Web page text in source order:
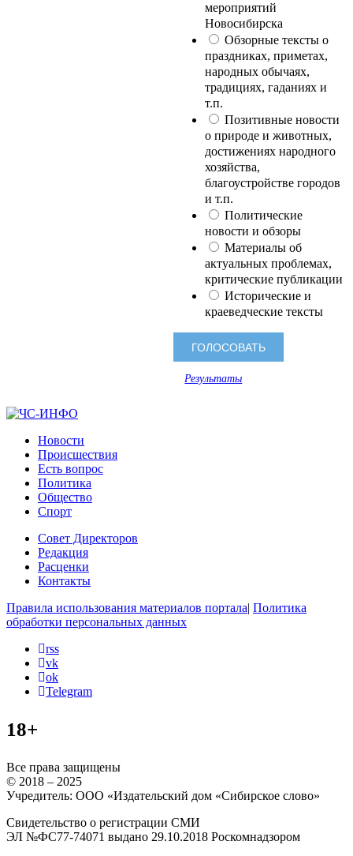
мероприятий
Новосибирска
Обзорные тексты о
праздниках, приметах,
народных обычаях,
традициях, гаданиях и
т.п.
Позитивные новости
о природе и животных,
достижениях народного
хозяйства,
благоустройстве городов
и т.п.
Политические
новости и обзоры
Материалы об
актуальных проблемах,
критические публикации
Исторические и
краеведческие тексты
Результаты
Новости
Происшествия
Есть вопрос
Политика
Общество
Спорт
Совет Директоров
Редакция
Расценки
Контакты
Правила использования материалов портала| Политика
обработки персональных данных
rss
vk
ok
Telegram
18+
Все права защищены
© 2018 – 2025
Учредитель: ООО «Издательский дом «Сибирское слово»
Свидетельство о регистрации СМИ
ЭЛ №ФС77-74071 выдано 29.10.2018 Роскомнадзором